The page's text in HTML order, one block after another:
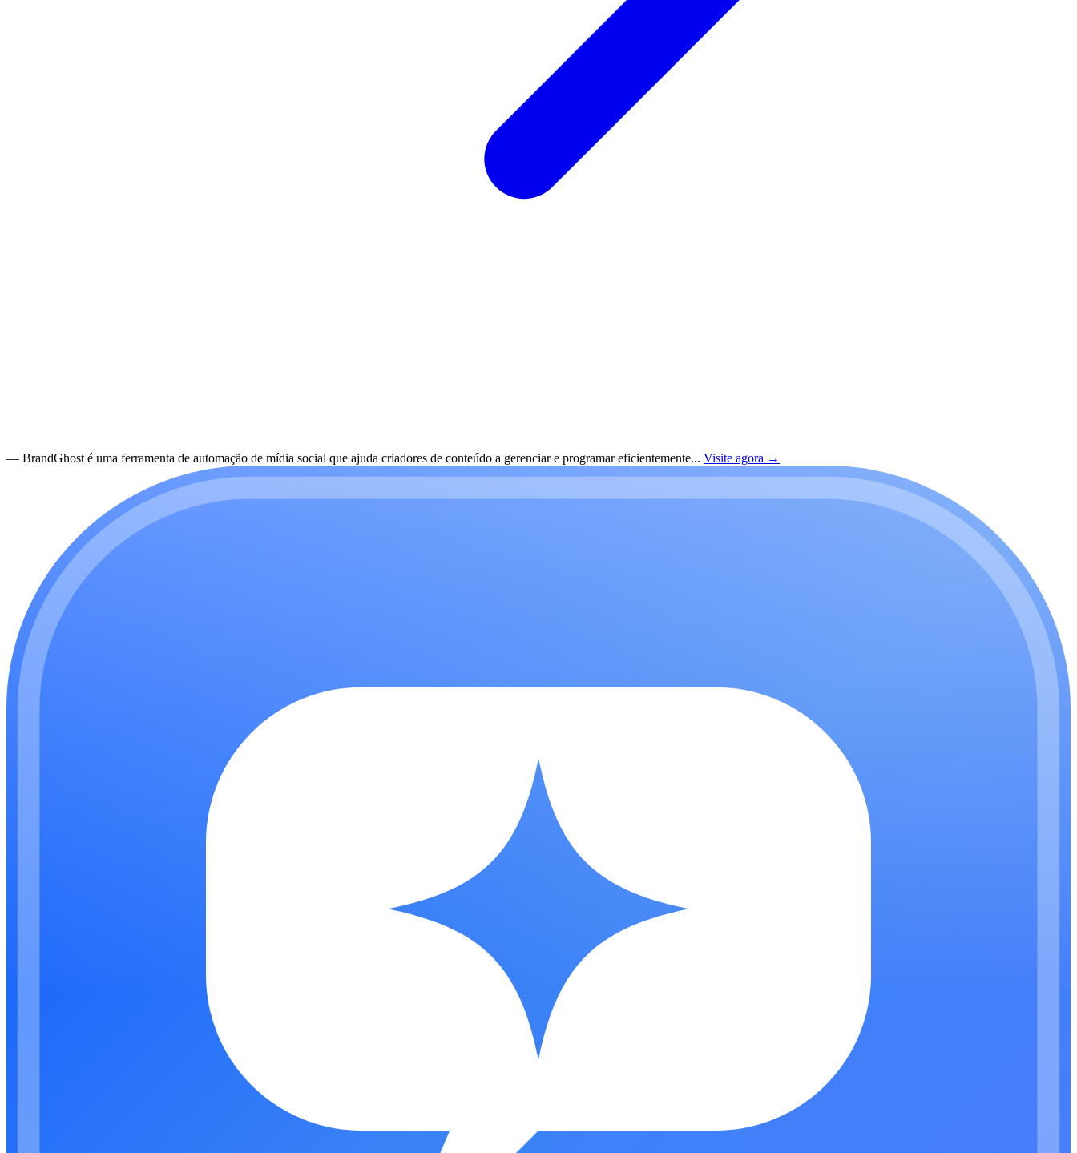
— BrandGhost é uma ferramenta de automação de mídia social que ajuda criadores de conteúdo a gerenciar e programar eficientemente... Visite agora →